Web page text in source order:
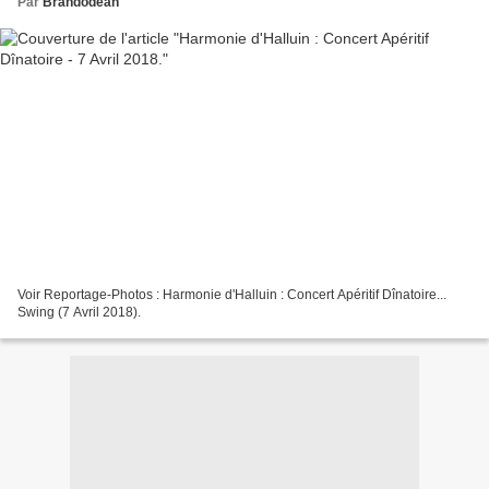
Voir Reportage-Photos : Harmonie d'Halluin : Concert Apéritif Dînatoire...
Swing (7 Avril 2018).